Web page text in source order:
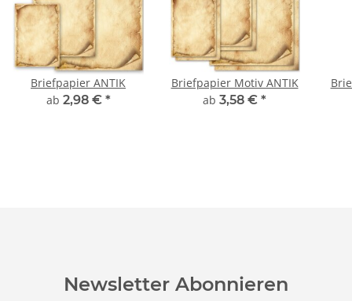
Briefpapier ANTIK
ab 2,98 € *
Briefpapier Motiv ANTIK
ab 3,58 € *
Newsletter Abonnieren